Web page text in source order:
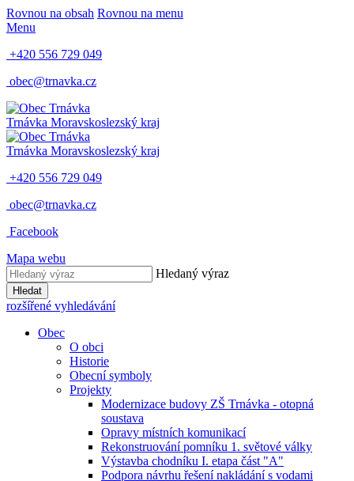
Rovnou na obsah Rovnou na menu
Menu
+420 556 729 049
obec@trnavka.cz
Trnávka Moravskoslezský kraj
Trnávka Moravskoslezský kraj
+420 556 729 049
obec@trnavka.cz
Facebook
Mapa webu
Hledaný výraz
Hledat
rozšířené vyhledávání
Obec
O obci
Historie
Obecní symboly
Projekty
Modernizace budovy ZŠ Trnávka - otopná
soustava
Opravy místních komunikací
Rekonstruování pomníku 1. světové války
Výstavba chodníku I. etapa část "A"
Podpora návrhu řešení nakládání s vodami